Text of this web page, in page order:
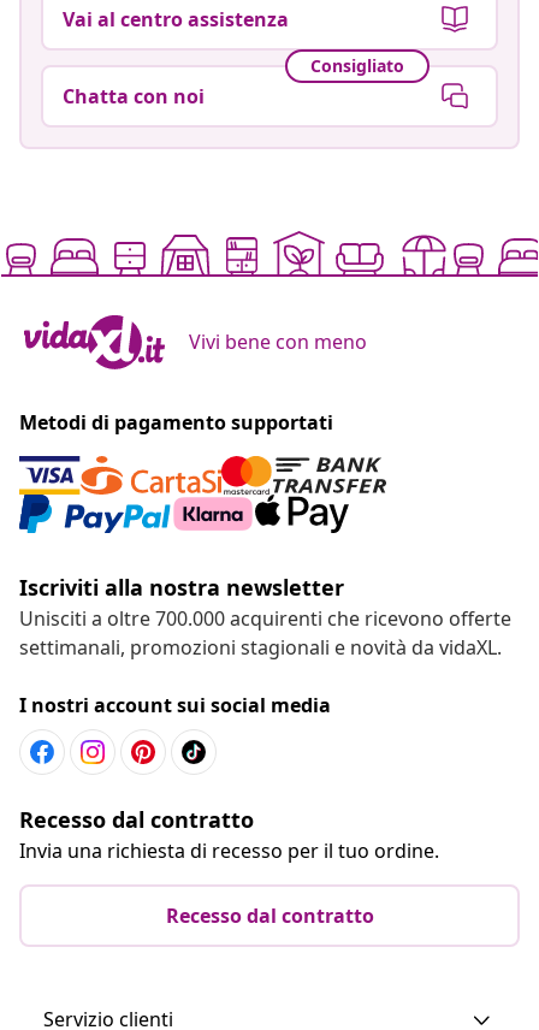
Vai al centro assistenza
Consigliato
Chatta con noi
Vivi bene con meno
Metodi di pagamento supportati
Iscriviti alla nostra newsletter
Unisciti a oltre 700.000 acquirenti che ricevono offerte
settimanali, promozioni stagionali e novità da vidaXL.
I nostri account sui social media
Recesso dal contratto
Invia una richiesta di recesso per il tuo ordine.
Recesso dal contratto
Servizio clienti